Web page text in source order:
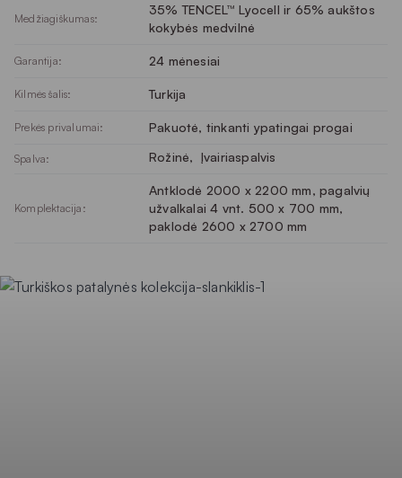
Medžiagiškumas:
35% TENCEL™ Lyocell ir 65% aukštos
kokybės medvilnė
Garantija: 24 mėnesiai
Kilmės šalis: Turkija
Prekės privalumai: Pakuotė, tinkanti ypatingai progai
Spalva: Rožinė, Įvairiaspalvis
Komplektacija:
Antklodė 2000 x 2200 mm, pagalvių
užvalkalai 4 vnt. 500 x 700 mm,
paklodė 2600 x 2700 mm